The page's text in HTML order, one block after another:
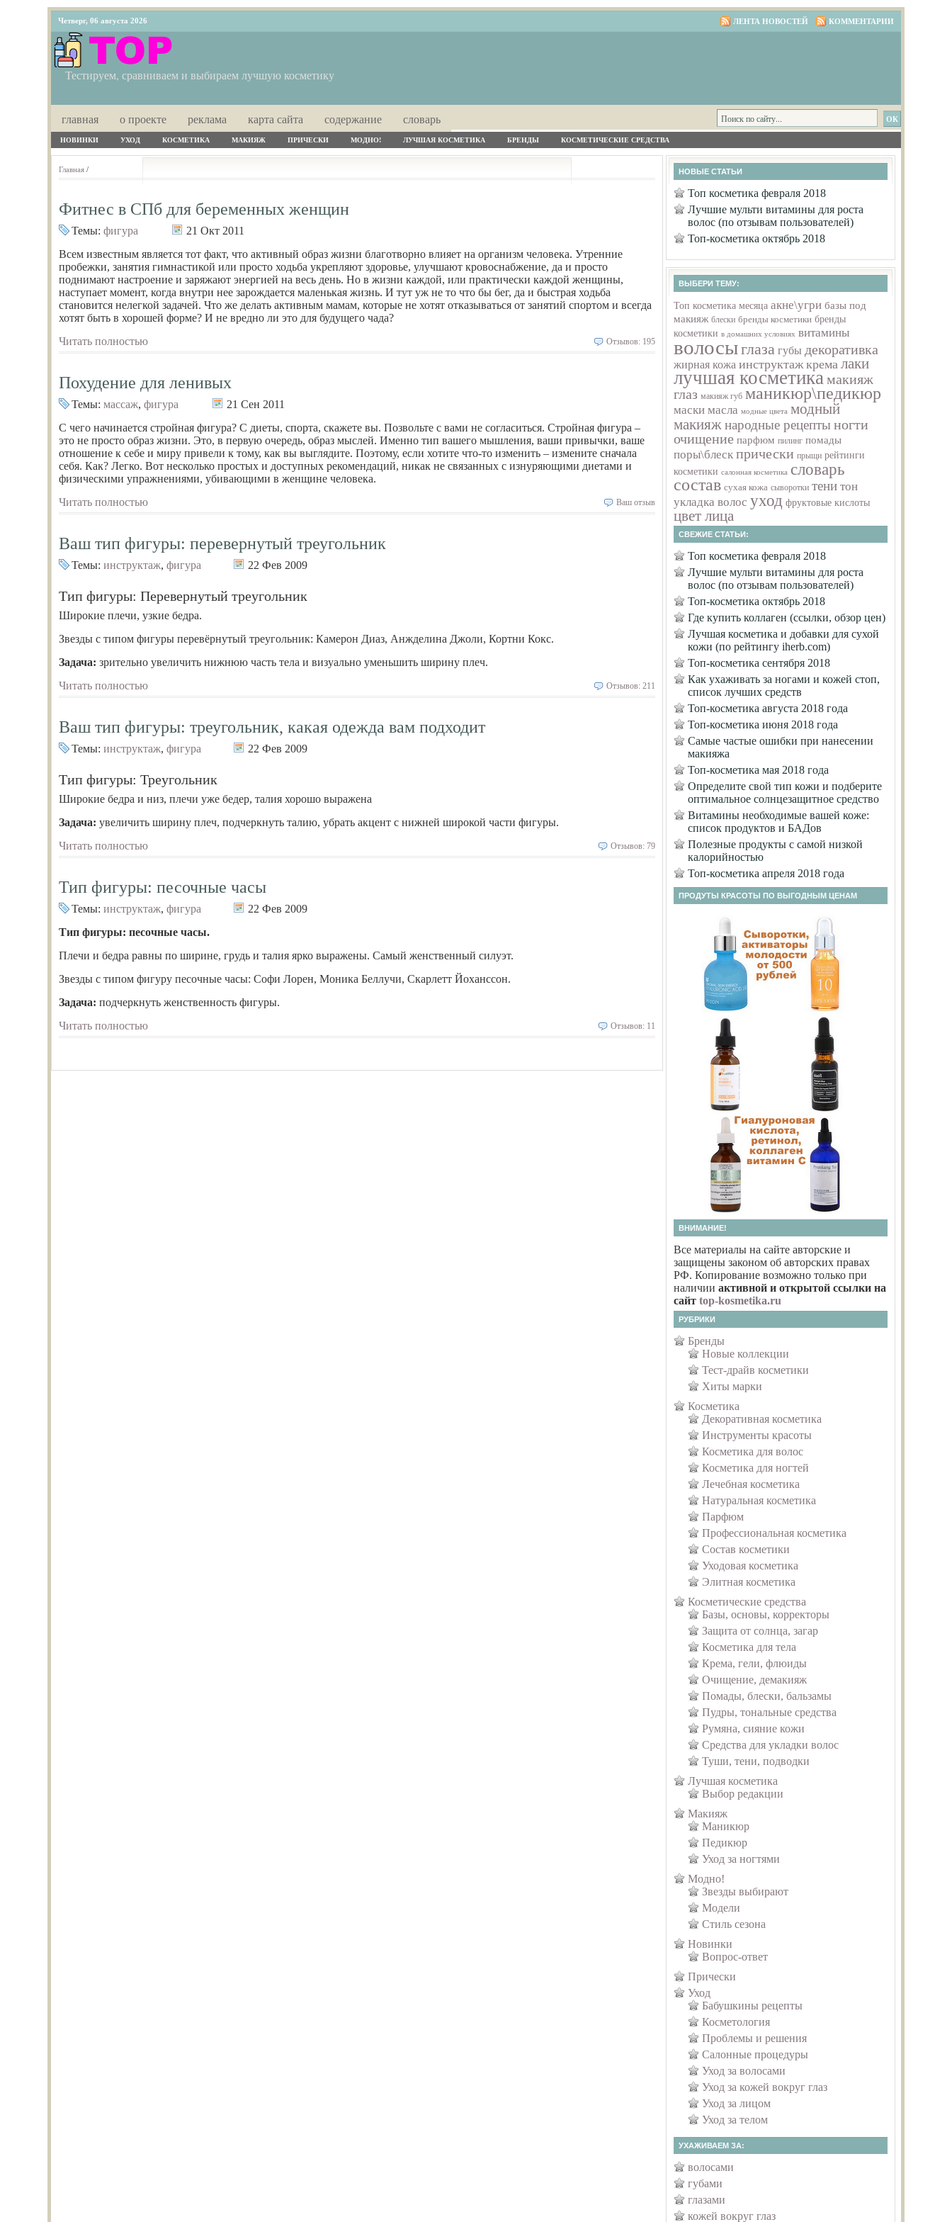
Четверг, 06 августа 2026 ЛЕНТА НОВОСТЕЙ КОММЕНТАРИИ
Тестируем, сравниваем и выбираем лучшую косметику
главная о проекте реклама карта сайта содержание словарь
НОВИНКИ УХОД КОСМЕТИКА МАКИЯЖ ПРИЧЕСКИ МОДНО! ЛУЧШАЯ КОСМЕТИКА БРЕНДЫ КОСМЕТИЧЕСКИЕ СРЕДСТВА
Главная /
Фитнес в СПб для беременных женщин
Темы: фигура
21 Окт 2011
Всем известным является тот факт, что активный образ жизни благотворно влияет на организм человека. Утренние
пробежки, занятия гимнастикой или просто ходьба укрепляют здоровье, улучшают кровоснабжение, да и просто
поднимают настроение и заряжают энергией на весь день. Но в жизни каждой, или практически каждой женщины,
наступает момент, когда внутри нее зарождается маленькая жизнь. И тут уж не то что бы бег, да и быстрая ходьба
становится нелегкой задачей. Что же делать активным мамам, которые не хотят отказываться от занятий спортом и всегда
хотят быть в хорошей форме? И не вредно ли это для будущего чада?
Читать полностью
Отзывов: 195
Похудение для ленивых
Темы: массаж, фигура
21 Сен 2011
С чего начинается стройная фигура? С диеты, спорта, скажете вы. Позвольте с вами не согласиться. Стройная фигура –
это не просто образ жизни. Это, в первую очередь, образ мыслей. Именно тип вашего мышления, ваши привычки, ваше
отношение к себе и миру привели к тому, как вы выглядите. Поэтому, если хотите что-то изменить – измените сначала
себя. Как? Легко. Вот несколько простых и доступных рекомендаций, никак не связанных с изнуряющими диетами и
физическими упражнениями, убивающими в женщине человека.
Читать полностью
Ваш отзыв
Ваш тип фигуры: перевернутый треугольник
Темы: инструктаж, фигура 22 Фев 2009
Тип фигуры: Перевернутый треугольник
Широкие плечи, узкие бедра.
Звезды с типом фигуры перевёрнутый треугольник: Камерон Диаз, Анжделина Джоли, Кортни Кокс.
Задача: зрительно увеличить нижнюю часть тела и визуально уменьшить ширину плеч.
Читать полностью
Отзывов: 211
Ваш тип фигуры: треугольник, какая одежда вам подходит
Темы: инструктаж, фигура 22 Фев 2009
Тип фигуры: Треугольник
Широкие бедра и низ, плечи уже бедер, талия хорошо выражена
Задача: увеличить ширину плеч, подчеркнуть талию, убрать акцент с нижней широкой части фигуры.
Читать полностью
Отзывов: 79
Тип фигуры: песочные часы
Темы: инструктаж, фигура
22 Фев 2009
Тип фигуры: песочные часы.
Плечи и бедра равны по ширине, грудь и талия ярко выражены. Самый женственный силуэт.
Звезды с типом фигуру песочные часы: Софи Лорен, Моника Беллучи, Скарлетт Йоханссон.
Задача: подчеркнуть женственность фигуры.
Читать полностью
Отзывов: 11
НОВЫЕ СТАТЬИ
Топ косметика февраля 2018
Лучшие мульти витамины для роста
волос (по отзывам пользователей)
Топ-косметика октябрь 2018
ВЫБЕРИ ТЕМУ:
Топ косметика месяца акне\угри базы под
макияж блески бренды косметики бренды
косметики в домашних условиях витамины
волосыглаза губы декоративка
жирная кожа инструктаж крема лаки
лучшая косметикамакияж
глаз макияж губ маникюр\педикюр
маски масла модные цвета модный
макияж народные рецепты ногти
очищение парфюм пилинг помады
поры\блеск прически прыщи рейтинги
косметики салонная косметика словарь
состав сухая кожа сыворотки тени тон
укладка волос уход фруктовые кислоты
цвет лица
СВЕЖИЕ СТАТЬИ:
Топ косметика февраля 2018
Лучшие мульти витамины для роста
волос (по отзывам пользователей)
Топ-косметика октябрь 2018
Где купить коллаген (ссылки, обзор цен)
Лучшая косметика и добавки для сухой
кожи (по рейтингу iherb.com)
Топ-косметика сентября 2018
Как ухаживать за ногами и кожей стоп,
список лучших средств
Топ-косметика августа 2018 года
Топ-косметика июня 2018 года
Самые частые ошибки при нанесении
макияжа
Топ-косметика мая 2018 года
Определите свой тип кожи и подберите
оптимальное солнцезащитное средство
Витамины необходимые вашей коже:
список продуктов и БАДов
Полезные продукты с самой низкой
калорийностью
Топ-косметика апреля 2018 года
ПРОДУТЫ КРАСОТЫ ПО ВЫГОДНЫМ ЦЕНАМ
ВНИМАНИЕ!
Все материалы на сайте авторские и
защищены законом об авторских правах
РФ. Копирование возможно только при
наличии активной и открытой ссылки на
сайт top-kosmetika.ru
РУБРИКИ
Бренды
Новые коллекции
Тест-драйв косметики
Хиты марки
Косметика
Декоративная косметика
Инструменты красоты
Косметика для волос
Косметика для ногтей
Лечебная косметика
Натуральная косметика
Парфюм
Профессиональная косметика
Состав косметики
Уходовая косметика
Элитная косметика
Косметические средства
Базы, основы, корректоры
Защита от солнца, загар
Косметика для тела
Крема, гели, флюиды
Очищение, демакияж
Помады, блески, бальзамы
Пудры, тональные средства
Румяна, сияние кожи
Средства для укладки волос
Туши, тени, подводки
Лучшая косметика
Выбор редакции
Макияж
Маникюр
Педикюр
Уход за ногтями
Модно!
Звезды выбирают
Модели
Стиль сезона
Новинки
Вопрос-ответ
Прически
Уход
Бабушкины рецепты
Косметология
Проблемы и решения
Салонные процедуры
Уход за волосами
Уход за кожей вокруг глаз
Уход за лицом
Уход за телом
УХАЖИВАЕМ ЗА:
волосами
губами
глазами
кожей вокруг глаз